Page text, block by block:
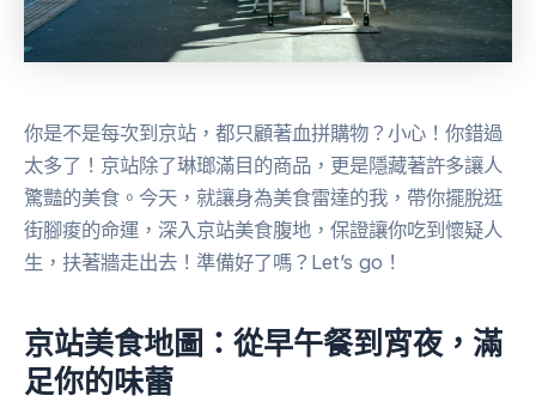
你是不是每次到京站，都只顧著血拼購物？小心！你錯過
太多了！京站除了琳瑯滿目的商品，更是隱藏著許多讓人
驚豔的美食。今天，就讓身為美食雷達的我，帶你擺脫逛
街腳痠的命運，深入京站美食腹地，保證讓你吃到懷疑人
生，扶著牆走出去！準備好了嗎？Let’s go！
京站美食地圖：從早午餐到宵夜，滿
足你的味蕾